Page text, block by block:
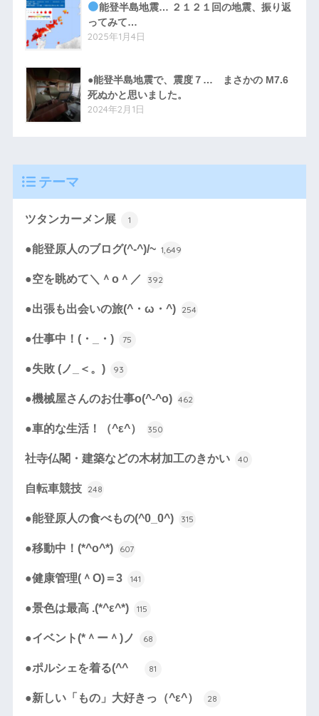
能登半島地震… ２１２１回の地震、振り返
ってみて…
2025年1月4日
●能登半島地震で、震度７… まさかの M7.6
死ぬかと思いました。
2024年2月1日
テーマ
ツタンカーメン展 1
●能登原人のブログ(^-^)/~ 1,649
●空を眺めて＼＾o＾／ 392
●出張も出会いの旅(^・ω・^) 254
●仕事中！(・_・) 75
●失敗 (ノ_＜。) 93
●機械屋さんのお仕事o(^-^o) 462
●車的な生活！（^ε^） 350
社寺仏閣・建築などの木材加工のきかい 40
自転車競技 248
●能登原人の食べもの(^0_0^) 315
●移動中！(*^o^*) 607
●健康管理(＾O)＝3 141
●景色は最高 .(*^ε^*) 115
●イベント(*＾ー＾)ノ 68
●ポルシェを着る(^^ゞ 81
●新しい「もの」大好きっ（^ε^） 28